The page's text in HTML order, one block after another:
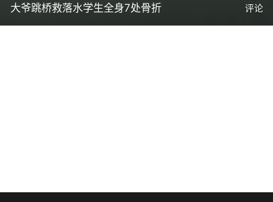
评论
大爷跳桥救落水学生全身7处骨折